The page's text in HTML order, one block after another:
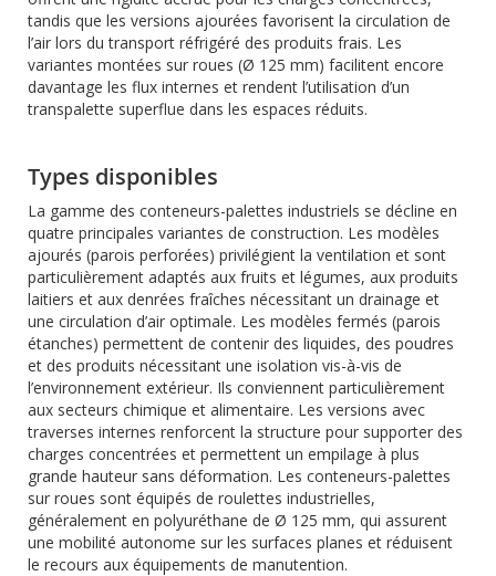
tandis que les versions ajourées favorisent la circulation de
l’air lors du transport réfrigéré des produits frais. Les
variantes montées sur roues (Ø 125 mm) facilitent encore
davantage les flux internes et rendent l’utilisation d’un
transpalette superflue dans les espaces réduits.
Types disponibles
La gamme des conteneurs-palettes industriels se décline en
quatre principales variantes de construction. Les modèles
ajourés (parois perforées) privilégient la ventilation et sont
particulièrement adaptés aux fruits et légumes, aux produits
laitiers et aux denrées fraîches nécessitant un drainage et
une circulation d’air optimale. Les modèles fermés (parois
étanches) permettent de contenir des liquides, des poudres
et des produits nécessitant une isolation vis-à-vis de
l’environnement extérieur. Ils conviennent particulièrement
aux secteurs chimique et alimentaire. Les versions avec
traverses internes renforcent la structure pour supporter des
charges concentrées et permettent un empilage à plus
grande hauteur sans déformation. Les conteneurs-palettes
sur roues sont équipés de roulettes industrielles,
généralement en polyuréthane de Ø 125 mm, qui assurent
une mobilité autonome sur les surfaces planes et réduisent
le recours aux équipements de manutention.